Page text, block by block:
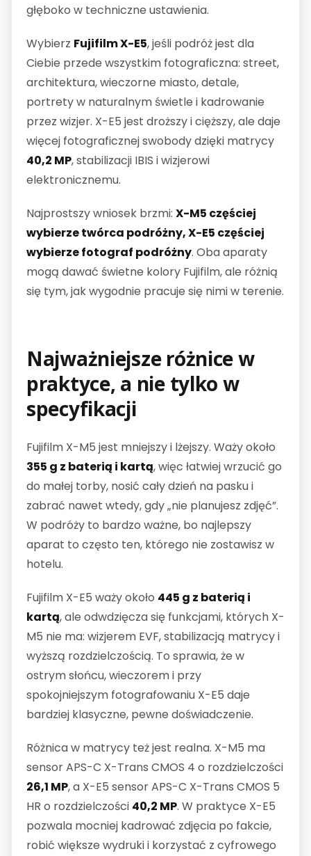
głęboko w techniczne ustawienia.
Wybierz Fujifilm X-E5, jeśli podróż jest dla
Ciebie przede wszystkim fotograficzna: street,
architektura, wieczorne miasto, detale,
portrety w naturalnym świetle i kadrowanie
przez wizjer. X-E5 jest droższy i cięższy, ale daje
więcej fotograficznej swobody dzięki matrycy
40,2 MP, stabilizacji IBIS i wizjerowi
elektronicznemu.
Najprostszy wniosek brzmi: X-M5 częściej
wybierze twórca podróżny, X-E5 częściej
wybierze fotograf podróżny. Oba aparaty
mogą dawać świetne kolory Fujifilm, ale różnią
się tym, jak wygodnie pracuje się nimi w terenie.
Najważniejsze różnice w
praktyce, a nie tylko w
specyfikacji
Fujifilm X-M5 jest mniejszy i lżejszy. Waży około
355 g z baterią i kartą, więc łatwiej wrzucić go
do małej torby, nosić cały dzień na pasku i
zabrać nawet wtedy, gdy „nie planujesz zdjęć”.
W podróży to bardzo ważne, bo najlepszy
aparat to często ten, którego nie zostawisz w
hotelu.
Fujifilm X-E5 waży około 445 g z baterią i
kartą, ale odwdzięcza się funkcjami, których X-
M5 nie ma: wizjerem EVF, stabilizacją matrycy i
wyższą rozdzielczością. To sprawia, że w
ostrym słońcu, wieczorem i przy
spokojniejszym fotografowaniu X-E5 daje
bardziej klasyczne, pewne doświadczenie.
Różnica w matrycy też jest realna. X-M5 ma
sensor APS-C X-Trans CMOS 4 o rozdzielczości
26,1 MP, a X-E5 sensor APS-C X-Trans CMOS 5
HR o rozdzielczości 40,2 MP. W praktyce X-E5
pozwala mocniej kadrować zdjęcia po fakcie,
robić większe wydruki i korzystać z cyfrowego